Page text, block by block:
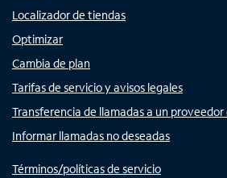
Localizador de tiendas
Optimizar
Cambia de plan
Tarifas de servicio y avisos legales
Transferencia de llamadas a un
Informar llamadas no deseadas
Términos/políticas de servicio